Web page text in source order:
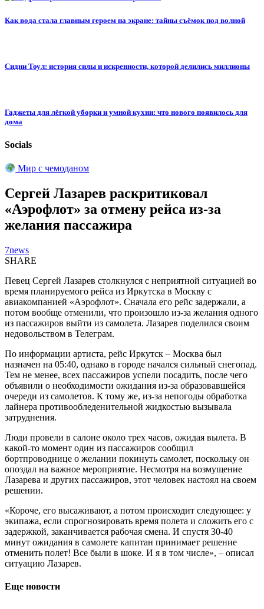
Как вода стала главным героем на экране: тайны съёмок под волной
Сидни Тоул: история силы и искренности, которой делились миллионы
Гаджеты для лёгкой уборки и умной кухни: что нового появилось для
дома
Socials
Мир с чемоданом
Сергей Лазарев раскритиковал
«Аэрофлот» за отмену рейса из-за
желания пассажира
7news
SHARE
Певец Сергей Лазарев столкнулся с неприятной ситуацией во
время планируемого рейса из Иркутска в Москву с
авиакомпанией «Аэрофлот». Сначала его рейс задержали, а
потом вообще отменили, что произошло из-за желания одного
из пассажиров выйти из самолета. Лазарев поделился своим
недовольством в Телеграм.
По информации артиста, рейс Иркутск – Москва был
назначен на 05:40, однако в городе начался сильный снегопад.
Тем не менее, всех пассажиров успели посадить, после чего
объявили о необходимости ожидания из-за образовавшейся
очереди из самолетов. К тому же, из-за непогоды обработка
лайнера противообледенительной жидкостью вызывала
затруднения.
Люди провели в салоне около трех часов, ожидая вылета. В
какой-то момент один из пассажиров сообщил
бортпроводнице о желании покинуть самолет, поскольку он
опоздал на важное мероприятие. Несмотря на возмущение
Лазарева и других пассажиров, этот человек настоял на своем
решении.
«Короче, его высаживают, а потом происходит следующее: у
экипажа, если спрогнозировать время полета и сложить его с
задержкой, заканчивается рабочая смена. И спустя 30-40
минут ожидания в самолете капитан принимает решение
отменить полет! Все были в шоке. И я в том числе», – описал
ситуацию Лазарев.
Еще новости